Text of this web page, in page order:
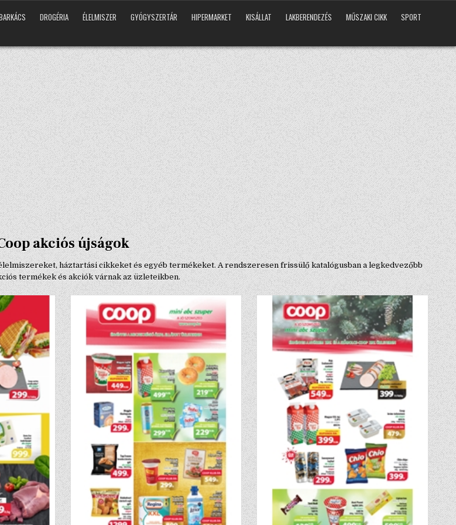
DROGÉRIA ÉLELMISZER GYÓGYSZERTÁR HIPERMARKET KISÁLLAT LAKBERENDEZÉS MŰSZAKI CIKK SPORT
akciós újságok
háztartási cikkeket és egyéb termékeket. A rendszeresen frissülő katalógusban a legkedvezőbb
termékek és akciók várnak az üzleteikben.